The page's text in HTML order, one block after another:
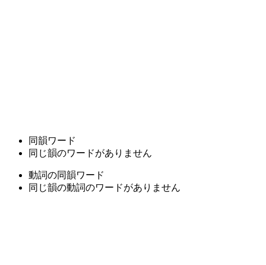
同韻ワード
同じ韻のワードがありません
動詞の同韻ワード
同じ韻の動詞のワードがありません